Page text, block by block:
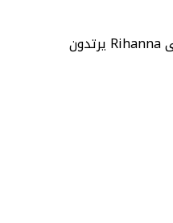
إنه موسم الفساتين البيضاء والجينز الصارخ. لذلك فمن المنطقي أن المشاهير يفضلون حاليًا عنصرًا آخر باللون الأبيض. الجميع من Rosie Huntington-Whiteley إلى Rihanna يرتدون